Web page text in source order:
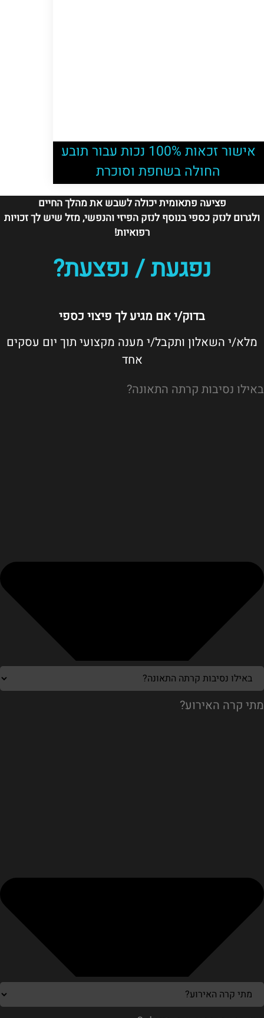
אישור זכאות 100% נכות עבור תובע
החולה בשחפת וסוכרת
פציעה פתאומית יכולה לשבש את מהלך החיים
ולגרום לנזק כספי בנוסף לנזק הפיזי והנפשי, מזל שיש לך זכויות
רפואיות!
נפגעת / נפצעת?
בדוק/י אם מגיע לך פיצוי כספי
מלא/י השאלון ותקבל/י מענה מקצועי תוך יום עסקים
אחד
באילו נסיבות קרתה התאונה?
מתי קרה האירוע?